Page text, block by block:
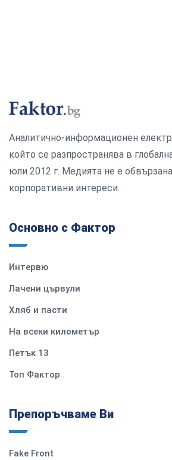
Аналитично-информационен
който се разпространява в
юли 2012 г. Медията не е
корпоративни интереси.
Основно с Фактор
Интервю
Лачени цървули
Хляб и пасти
На всеки километър
Петък 13
Топ Фактор
Препоръчваме Ви
Fake Front